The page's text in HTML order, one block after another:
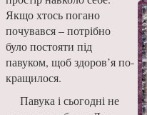
Якщо хтось погано
почувався – по­трібно
було постояти під
павуком, щоб здоров’я по­
кращилося.
Павука і сьогодні не